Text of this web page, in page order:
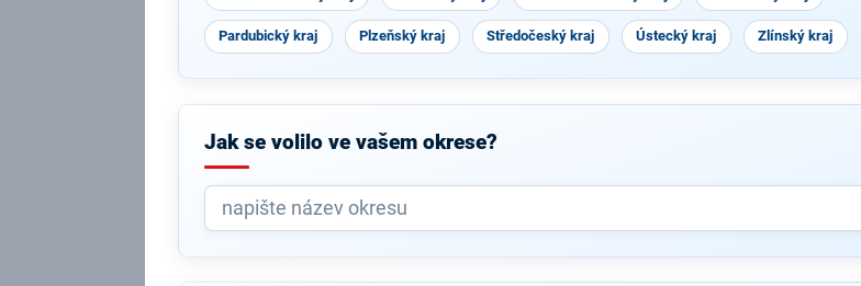
Pardubický kraj Plzeňský kraj Středočeský kraj Ústecký kraj Zlínský kraj
Jak se volilo ve vašem okrese?